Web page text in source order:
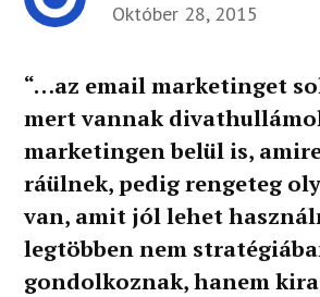
Október 28, 2015
“…az email marketinget
mert vannak
marketingen belül is,
ráülnek, pedig rengeteg
van, amit jól lehet
legtöbben nem
gondolkoznak, hanem